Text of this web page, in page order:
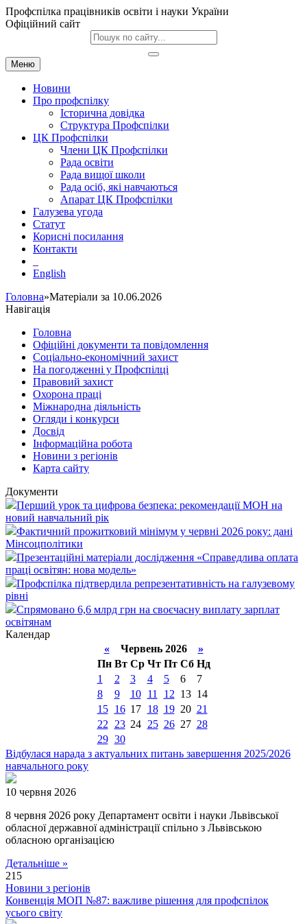
Профспілка працівників освіти і науки України
Офіційний сайт
Меню
Новини
Про профспілку
Історична довідка
Структура Профспілки
ЦК Профспілки
Члени ЦК Профспілки
Рада освіти
Рада вищої школи
Рада осіб, які навчаються
Апарат ЦК Профспілки
Галузева угода
Статут
Корисні посилання
Контакти
English
Головна»Матеріали за 10.06.2026
Навігація
Головна
Офіційні документи та повідомлення
Соціально-економічний захист
На погодженні у Профспілці
Правовий захист
Охорона праці
Міжнародна діяльність
Огляди і конкурси
Досвід
Інформаційна робота
Новини з регіонів
Карта сайту
Документи
Перший урок та цифрова безпека: рекомендації МОН на
новий навчальний рік
Фактичний прожитковий мінімум у червні 2026 року: дані
Мінсоцполітики
Презентаційні матеріали дослідження «Справедлива оплата
праці освітян: нова модель»
Профспілка підтвердила репрезентативність на галузевому
рівні
Спрямовано 6,6 млрд грн на своєчасну виплату зарплат
освітянам
Календар
«Червень 2026 »
Пн Вт Ср Чт Пт Сб Нд
1
2 3 4 5 6
7
8
9 10 11 12 13 14
15
16 17 18 19 20 21
22
23 24 25 26 27 28
29 30
Відбулася нарада з актуальних питань завершення 2025/2026
навчального року
10 червня 2026
8 червня 2026 року Департамент освіти і науки Львівської
обласної державної адміністрації спільно з Львівською
обласною організацією
Детальніше »
215
Новини з регіонів
Конвенція МОП №87: важливе рішення для профспілок
усього світу